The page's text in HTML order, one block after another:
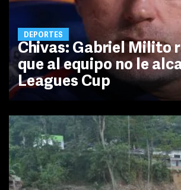
DEPORTES
Chivas: Gabriel Milito
que al equipo no le
Leagues Cup